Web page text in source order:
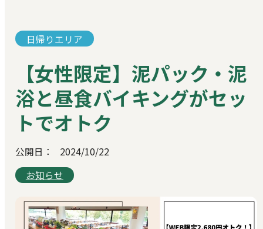
日帰りエリア
【女性限定】泥パック・泥
浴と昼食バイキングがセッ
トでオトク
公開日：
2024/10/22
お知らせ